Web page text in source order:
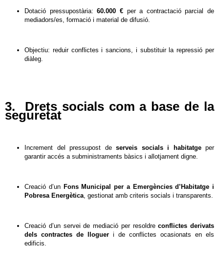
Dotació pressupostària:60.000 € per a contractació parcial de
mediadors/es, formació i material de difusió.
Objectiu: reduir conflictes i sancions, i substituir la repressió per
diàleg.
3. Drets socials com a base de la
seguretat
Increment del pressupost de serveis socials i habitatge per
garantir accés a subministraments bàsics i allotjament digne.
Creació d’un Fons Municipal per a Emergències d’Habitatge i
Pobresa Energètica , gestionat amb criteris socials i transparents.
Creació d’un servei de mediació per resoldreconflictes derivats
dels contractes de lloguer i de conflictes ocasionats en els
edificis.